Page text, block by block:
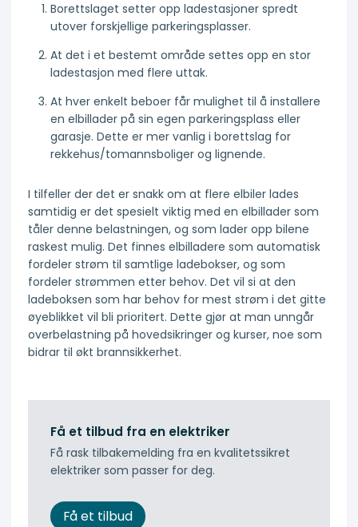
Borettslaget setter opp ladestasjoner spredt
utover forskjellige parkeringsplasser.
At det i et bestemt område settes opp en stor
ladestasjon med flere uttak.
At hver enkelt beboer får mulighet til å installere
en elbillader på sin egen parkeringsplass eller
garasje. Dette er mer vanlig i borettslag for
rekkehus/tomannsboliger og lignende.
I tilfeller der det er snakk om at flere elbiler lades
samtidig er det spesielt viktig med en elbillader som
tåler denne belastningen, og som lader opp bilene
raskest mulig. Det finnes elbilladere som automatisk
fordeler strøm til samtlige ladebokser, og som
fordeler strømmen etter behov. Det vil si at den
ladeboksen som har behov for mest strøm i det gitte
øyeblikket vil bli prioritert. Dette gjør at man unngår
overbelastning på hovedsikringer og kurser, noe som
bidrar til økt brannsikkerhet.
Få et tilbud fra en elektriker
Få rask tilbakemelding fra en kvalitetssikret
elektriker som passer for deg.
Få et tilbud